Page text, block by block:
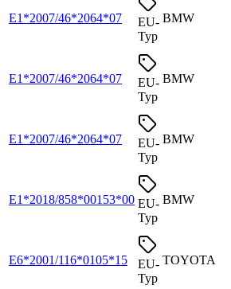
E1*2007/46*2064*07
EU-
Typ
BMW
E1*2007/46*2064*07
EU-
Typ
BMW
E1*2007/46*2064*07
EU-
Typ
BMW
E1*2018/858*00153*00 EU-
Typ
BMW
E6*2001/116*0105*15
EU-
Typ
TOYOTA